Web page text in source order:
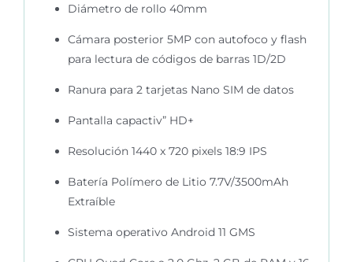
Diámetro de rollo 40mm
Cámara posterior 5MP con autofoco y flash
para lectura de códigos de barras 1D/2D
Ranura para 2 tarjetas Nano SIM de datos
Pantalla capactiv” HD+
Resolución 1440 x 720 pixels 18:9 IPS
Batería Polímero de Litio 7.7V/3500mAh
Extraíble
Sistema operativo Android 11 GMS